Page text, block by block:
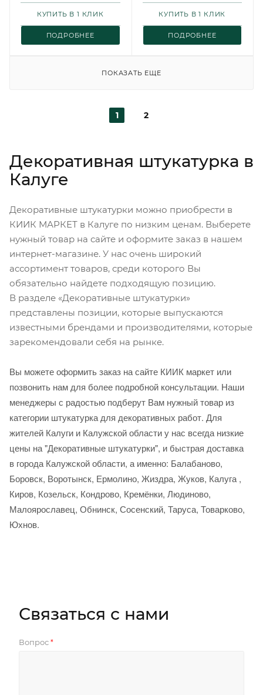
Putz / ЛИННИМАКС
Акрил Мастер Путц
ПОДРОБНЕЕ
КУПИТЬ В 1 КЛИК
ПОДРОБНЕЕ
КУПИТЬ В 1 КЛИК
ПОКАЗАТЬ ЕЩЕ
1 2
Декоративная штукатурка в
Калуге
Декоративные штукатурки можно приобрести в
КИИК МАРКЕТ в Калуге по низким ценам. Выберете
нужный товар на сайте и оформите заказ в нашем
интернет-магазине. У нас очень широкий
ассортимент товаров, среди которого Вы
обязательно найдете подходящую позицию.
В разделе «Декоративные штукатурки»
представлены позиции, которые выпускаются
известными брендами и производителями, которые
зарекомендовали себя на рынке.
Вы можете оформить заказ на сайте КИИК маркет или
позвонить нам для более подробной консультации. Наши
менеджеры с радостью подберут Вам нужный товар из
категории штукатурка для декоративных работ. Для
жителей Калуги и Калужской области у нас всегда низкие
цены на "Декоративные штукатурки", и быстрая доставка
в города Калужской области, а именно: Балабаново,
Боровск, Воротынск, Ермолино, Жиздра, Жуков, Калуга ,
Киров, Козельск, Кондрово, Кремёнки, Людиново,
Малоярославец, Обнинск, Сосенский, Таруса, Товарково,
Юхнов.
Связаться с нами
Вопрос *